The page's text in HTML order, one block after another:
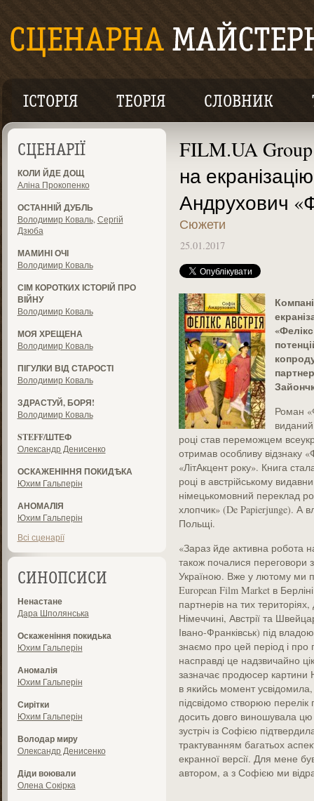
ІСТОРІЯ ТЕОРІЯ СЛОВНИК
СЦЕНАРІЇ
КОЛИ ЙДЕ ДОЩ
Аліна Прокопенко
ОСТАННІЙ ДУБЛЬ
Володимир Коваль, Сергій
Дзюба
МАМИНІ ОЧІ
Володимир Коваль
СІМ КОРОТКИХ ІСТОРІЙ ПРО
ВІЙНУ
Володимир Коваль
МОЯ ХРЕЩЕНА
Володимир Коваль
ПІГУЛКИ ВІД СТАРОСТІ
Володимир Коваль
ЗДРАСТУЙ, БОРЯ!
Володимир Коваль
STEFF/ШТЕФ
Олександр Денисенко
ОСКАЖЕНІННЯ ПОКИДѢКА
Юхим Гальперін
АНОМАЛІЯ
Юхим Гальперін
Всі сценарії
СИНОПСИСИ
Ненастане
Дара Шполянська
Оскаженіння покидька
Юхим Гальперін
Аномалія
Юхим Гальперін
Сирітки
Юхим Гальперін
Володар миру
Олександр Денисенко
Діди воювали
Олена Сокірка
FILM.UA
на
Андрухович
Сюжети
25.01.2017
Роман
році став переможцем
отримав особливу відзнаку
«ЛітАкцент року». Книга
році в австрійському
німецькомовний переклад
хлопчик» (De Papierjunge). А
Польщі.
«Зараз йде активна робота
також почалися переговори
Україною. Вже у лютому ми
European Film Market в
партнерів на тих
Німеччині, Австрії та
Івано-Франківськ) під
знаємо про цей період і про
насправді це надзвичайно
зазначає продюсер картини
в якийсь момент
підсвідомо створюю
досить довго виношувала
зустріч із Софією
трактуванням багатьох
екранної версії. Для мене
автором, а з Софією ми